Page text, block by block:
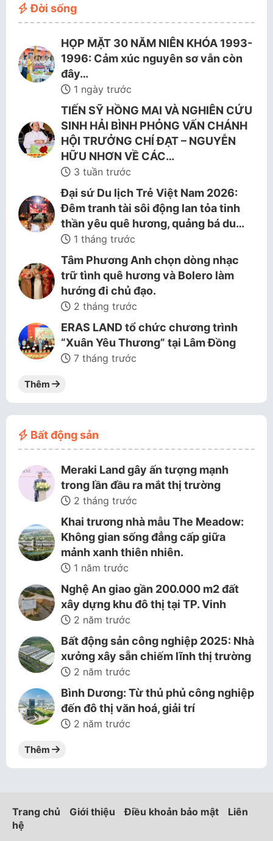
Đời sống
HỌP MẶT 30 NĂM NIÊN KHÓA 1993-
1996: Cảm xúc nguyên sơ vẫn còn
đây…
1 ngày trước
TIẾN SỸ HỒNG MAI VÀ NGHIÊN CỨU
SINH HẢI BÌNH PHỎNG VẤN CHÁNH
HỘI TRƯỞNG CHÍ ĐẠT – NGUYỄN
HỮU NHƠN VỀ CÁC…
3 tuần trước
Đại sứ Du lịch Trẻ Việt Nam 2026:
Đêm tranh tài sôi động lan tỏa tinh
thần yêu quê hương, quảng bá du…
1 tháng trước
Tâm Phương Anh chọn dòng nhạc
trữ tình quê hương và Bolero làm
hướng đi chủ đạo.
2 tháng trước
ERAS LAND tổ chức chương trình
“Xuân Yêu Thương” tại Lâm Đồng
7 tháng trước
Thêm
Bất động sản
Meraki Land gây ấn tượng mạnh
trong lần đầu ra mắt thị trường
2 tháng trước
Khai trương nhà mẫu The Meadow:
Không gian sống đẳng cấp giữa
mảnh xanh thiên nhiên.
1 năm trước
Nghệ An giao gần 200.000 m2 đất
xây dựng khu đô thị tại TP. Vinh
2 năm trước
Bất động sản công nghiệp 2025: Nhà
xưởng xây sẵn chiếm lĩnh thị trường
2 năm trước
Bình Dương: Từ thủ phủ công nghiệp
đến đô thị văn hoá, giải trí
2 năm trước
Thêm
Trang chủ Giới thiệu Điều khoản bảo mật
Liên
hệ